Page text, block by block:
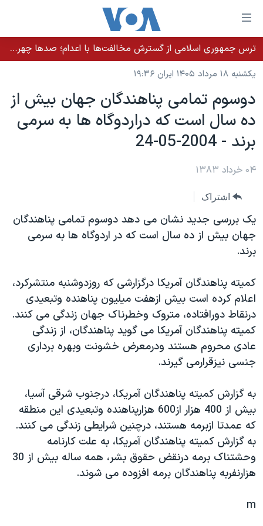
لینکهای
قابل
دسترسی
جهش
محتوای
اصلی
جهش
صفحه
جهش
جستجو
خانه
نسخه سبک وب‌سایت
موضوع ها
ایران
آمریکا
جهان
ویژه برنامه‌ها
ویدیوها
حقوق شهروندی
اقتصادی
علم و فناوری
اسرائیل در جنگ
آرشیو پخش زنده
برنامه های تلویزیونی
جدول برنامه ها
صفحه‌های ویژه
۲۵۰سالگی آمریکا
بایگانی برنامه‌های تلویزیونی
انتخابات ریاست جمهوری آمریکا ۲۰۲۴
حمله جمهوری اسلامی به اسرائیل
رمز مهسا
ورزش زنان در ایران
مجموعه مستندهای دادخواهی
تریبونال مردمی آبان ۹۸
دادگاه حمید نوری
چهل سال گروگان‌گیری
فرکانس‌های صدای آمریکا
یادگیری زبان انگلیسی
زبانهای مختلف
ترس جمهوری اسلامی از گسترش مخالفت‌ها با اعدام؛ صدها چهره شناخته‌شده به دادسرا احضار شدند
یکشنبه ۱۸ مرداد ۱۴۰۵ ایران ۱۹:۳۶
دوسوم تمامی پناهندگان جهان بيش از
ده سال است که دراردوگاه ها به سرمی
برند - 2004-05-24
۰۴ خرداد ۱۳۸۳
اشتراک
يک بررسی جديد نشان می دهد دوسوم تمامی پناهندگان
جهان بيش از ده سال است که در اردوگاه ها به سرمی
برند.
کميته پناهندگان آمريکا درگزارشی که روزدوشنبه منتشرکرد،
اعلام کرده است بيش ازهفت ميليون پناهنده وتبعيدی
درنقاط دورافتاده، متروک وخطرناک جهان زندگی می کنند.
کميته پناهندگان آمريکا می گويد پناهندگان، از زندگی
عادی محروم هستند ودرمعرض خشونت وبهره برداری
جنسی نيزقرارمی گيرند.
به گزارش کميته پناهندگان آمريکا، درجنوب شرقی آسيا،
بيش از 400 هزار از600 هزارپناهنده وتبعيدی اين منطقه
که عمدتا ازبرمه هستند، درچنين شرايطی زندگی می کنند.
به گزارش کميته پناهندگان آمريکا، به علت کارنامه
وحشتناک برمه درنقض حقوق بشر، همه ساله بيش از 30
هزارنفربه پناهندگان برمه افزوده می شوند.
m